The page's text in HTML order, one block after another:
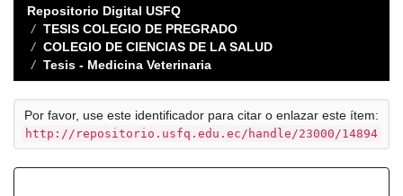
Repositorio Digital USFQ
TESIS COLEGIO DE PREGRADO
COLEGIO DE CIENCIAS DE LA SALUD
Tesis - Medicina Veterinaria
Por favor, use este identificador para citar o enlazar este ítem:
http://repositorio.usfq.edu.ec/handle/23000/14894